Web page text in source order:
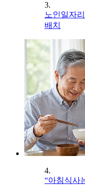
3.
노인일자
배치
4.
“아침식사